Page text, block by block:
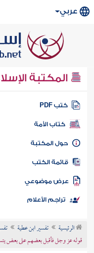
عربي
المكتبة
كتب PDF
كتاب الأمة
المكتبة
الكتب
موضوعي
تراجم الأعلام
الرئيسية تفسير ابن عطية
قوله عز وجل فأقبل بعضهم على بعض